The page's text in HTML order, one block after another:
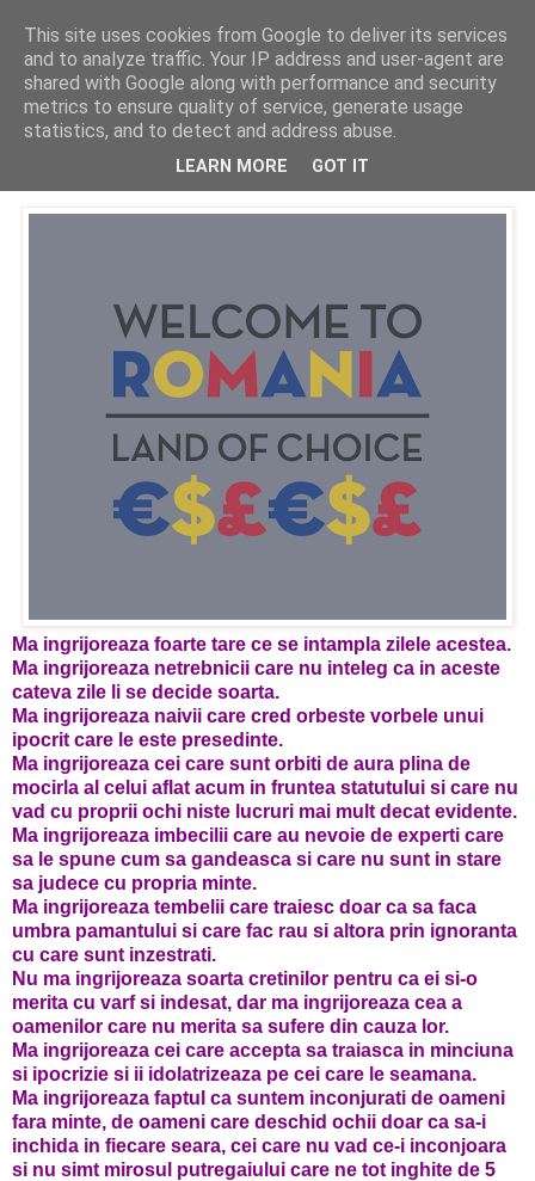
PentruDive.ro
marți, 1 decembrie 2009
Ma ingrijoreaza foarte tare ce se intampla zilele acestea.
Ma ingrijoreaza netrebnicii care nu inteleg ca in aceste
cateva zile li se decide soarta.
Ma ingrijoreaza naivii care cred orbeste vorbele unui
ipocrit care le este presedinte.
Ma ingrijoreaza cei care sunt orbiti de aura plina de
mocirla al celui aflat acum in fruntea statutului si care nu
vad cu proprii ochi niste lucruri mai mult decat evidente.
Ma ingrijoreaza imbecilii care au nevoie de experti care
sa le spune cum sa gandeasca si care nu sunt in stare
sa judece cu propria minte.
Ma ingrijoreaza tembelii care traiesc doar ca sa faca
umbra pamantului si care fac rau si altora prin ignoranta
cu care sunt inzestrati.
Nu ma ingrijoreaza soarta cretinilor pentru ca ei si-o
merita cu varf si indesat, dar ma ingrijoreaza cea a
oamenilor care nu merita sa sufere din cauza lor.
Ma ingrijoreaza cei care accepta sa traiasca in minciuna
si ipocrizie si ii idolatrizeaza pe cei care le seamana.
Ma ingrijoreaza faptul ca suntem inconjurati de oameni
fara minte, de oameni care deschid ochii doar ca sa-i
inchida in fiecare seara, cei care nu vad ce-i inconjoara
si nu simt mirosul putregaiului care ne tot inghite de 5
This site uses cookies from Google to deliver its services
and to analyze traffic. Your IP address and user-agent are
shared with Google along with performance and security
metrics to ensure quality of service, generate usage
statistics, and to detect and address abuse.
LEARN MORE GOT IT